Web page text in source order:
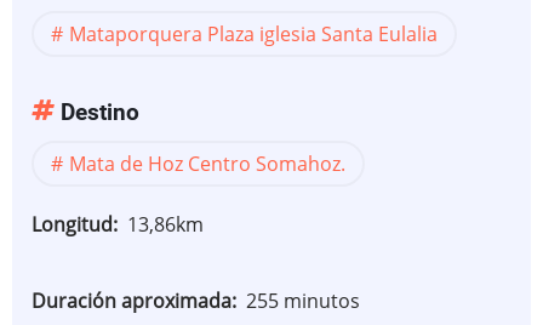
Mataporquera Plaza iglesia Santa Eulalia
Destino
Mata de Hoz Centro Somahoz.
Longitud 13,86km
Duración aproximada 255 minutos